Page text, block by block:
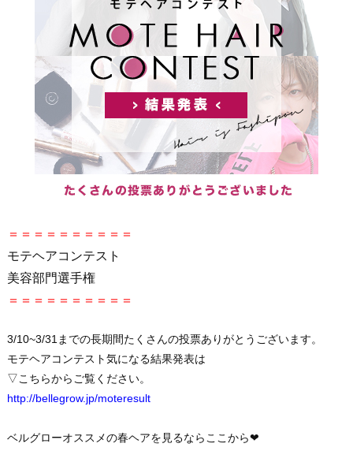
＝＝＝＝＝＝＝＝＝＝
モテヘアコンテスト
美容部門選手権
＝＝＝＝＝＝＝＝＝＝
3/10~3/31までの長期間たくさんの投票ありがとうございます。
モテヘアコンテスト気になる結果発表は
▽こちらからご覧ください。
http://bellegrow.jp/moteresult
ベルグローオススメの春ヘアを見るならここから❤